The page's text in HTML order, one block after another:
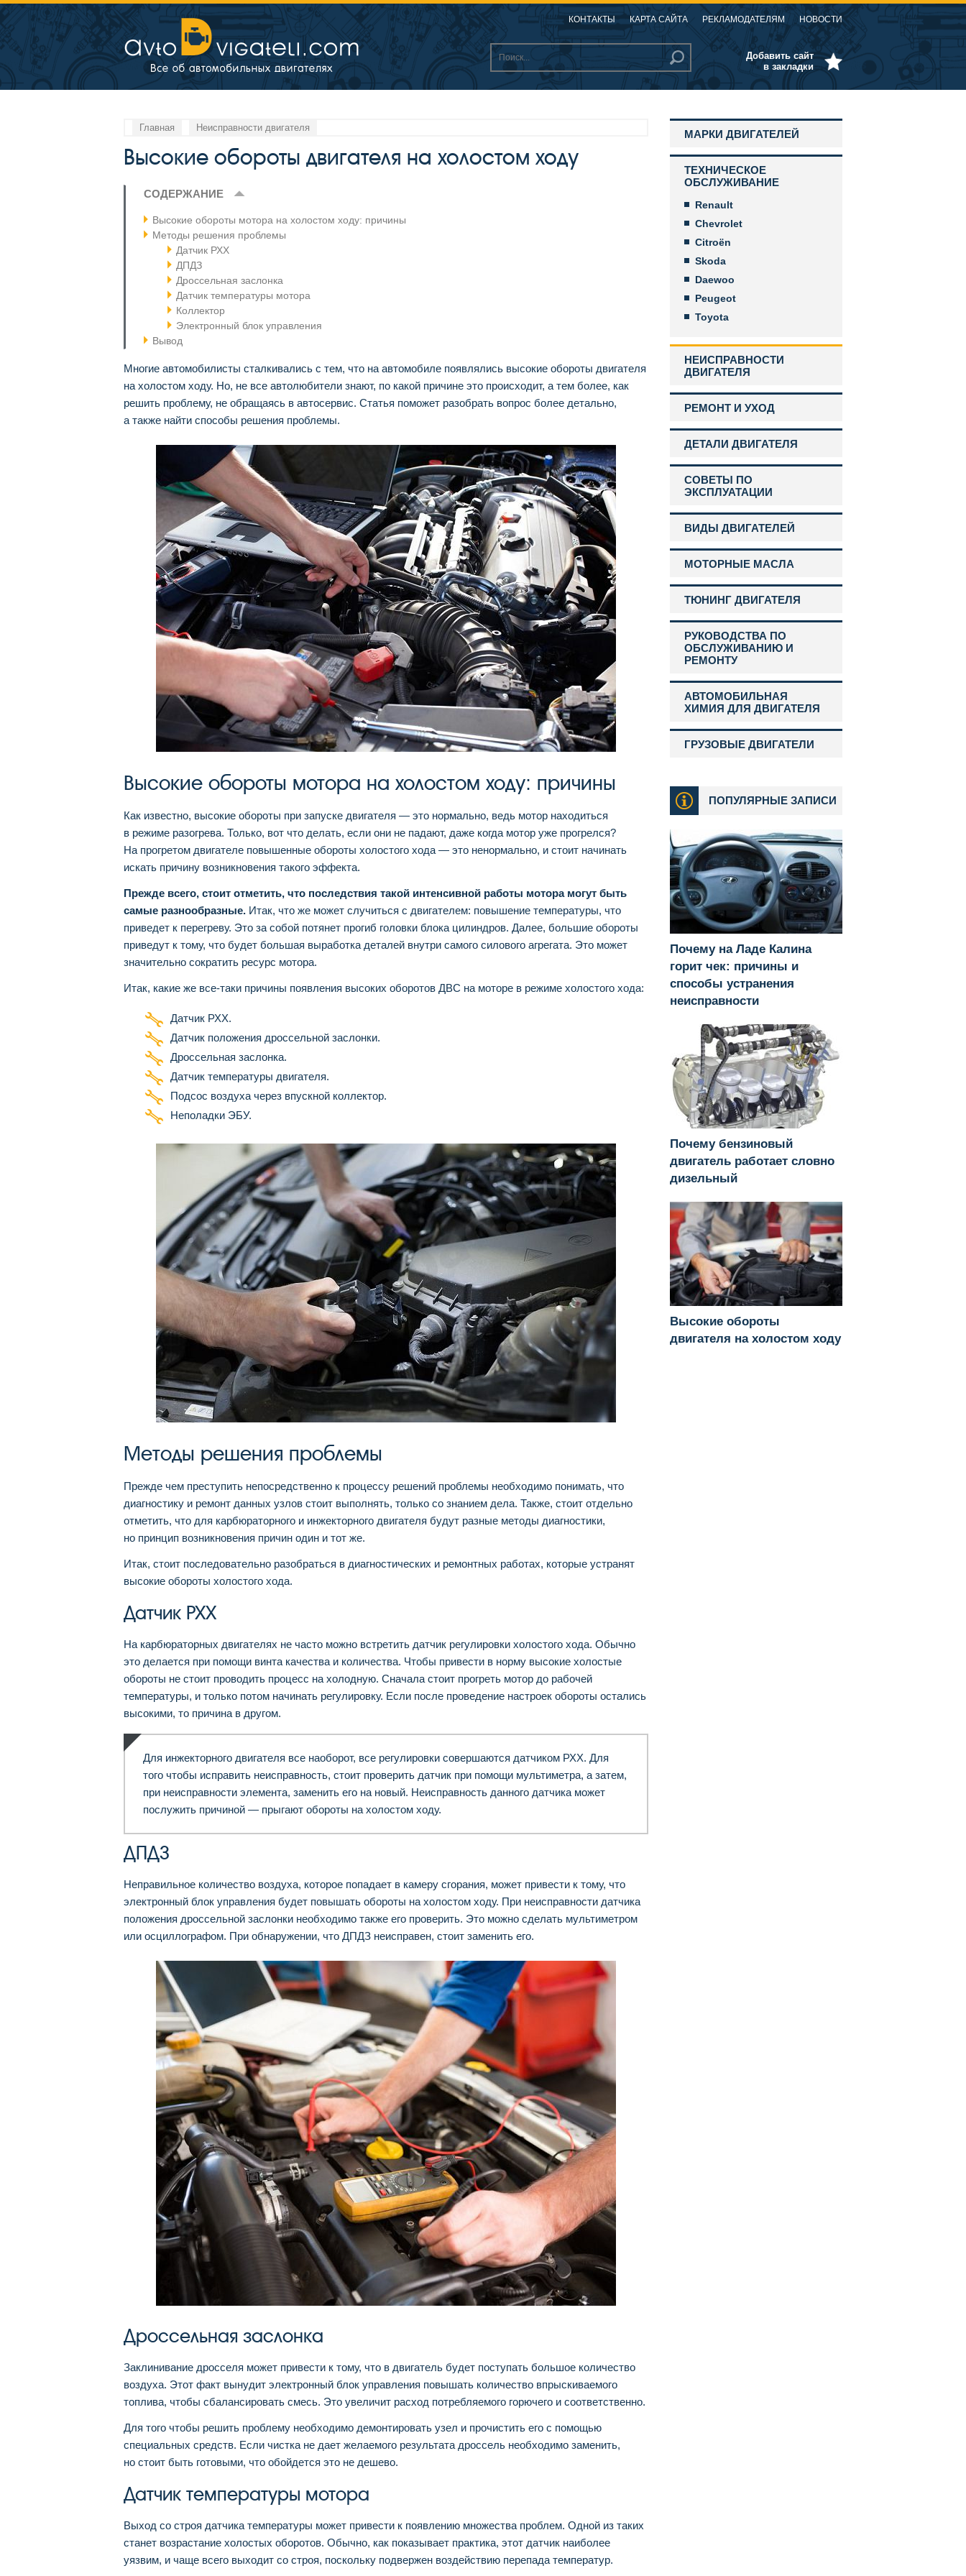
Добавить сайт
в закладки
КОНТАКТЫ КАРТА САЙТА РЕКЛАМОДАТЕЛЯМ НОВОСТИ
Главная Неисправности двигателя
Высокие обороты двигателя на холостом ходу
СОДЕРЖАНИЕ
Высокие обороты мотора на холостом ходу: причины
Методы решения проблемы
Датчик РХХ
ДПДЗ
Дроссельная заслонка
Датчик температуры мотора
Коллектор
Электронный блок управления
Вывод
Многие автомобилисты сталкивались с тем, что на автомобиле появлялись высокие обороты двигателя
на холостом ходу. Но, не все автолюбители знают, по какой причине это происходит, а тем более, как
решить проблему, не обращаясь в автосервис. Статья поможет разобрать вопрос более детально,
а также найти способы решения проблемы.
Высокие обороты мотора на холостом ходу: причины
Как известно, высокие обороты при запуске двигателя — это нормально, ведь мотор находиться
в режиме разогрева. Только, вот что делать, если они не падают, даже когда мотор уже прогрелся?
На прогретом двигателе повышенные обороты холостого хода — это ненормально, и стоит начинать
искать причину возникновения такого эффекта.
Прежде всего, стоит отметить, что последствия такой интенсивной работы мотора могут быть
самые разнообразные. Итак, что же может случиться с двигателем: повышение температуры, что
приведет к перегреву. Это за собой потянет прогиб головки блока цилиндров. Далее, большие обороты
приведут к тому, что будет большая выработка деталей внутри самого силового агрегата. Это может
значительно сократить ресурс мотора.
Итак, какие же все-таки причины появления высоких оборотов ДВС на моторе в режиме холостого хода:
Датчик РХХ.
Датчик положения дроссельной заслонки.
Дроссельная заслонка.
Датчик температуры двигателя.
Подсос воздуха через впускной коллектор.
Неполадки ЭБУ.
Методы решения проблемы
Прежде чем преступить непосредственно к процессу решений проблемы необходимо понимать, что
диагностику и ремонт данных узлов стоит выполнять, только со знанием дела. Также, стоит отдельно
отметить, что для карбюраторного и инжекторного двигателя будут разные методы диагностики,
но принцип возникновения причин один и тот же.
Итак, стоит последовательно разобраться в диагностических и ремонтных работах, которые устранят
высокие обороты холостого хода.
Датчик РХХ
На карбюраторных двигателях не часто можно встретить датчик регулировки холостого хода. Обычно
это делается при помощи винта качества и количества. Чтобы привести в норму высокие холостые
обороты не стоит проводить процесс на холодную. Сначала стоит прогреть мотор до рабочей
температуры, и только потом начинать регулировку. Если после проведение настроек обороты остались
высокими, то причина в другом.
Для инжекторного двигателя все наоборот, все регулировки совершаются датчиком РХХ. Для
того чтобы исправить неисправность, стоит проверить датчик при помощи мультиметра, а затем,
при неисправности элемента, заменить его на новый. Неисправность данного датчика может
послужить причиной — прыгают обороты на холостом ходу.
ДПДЗ
Неправильное количество воздуха, которое попадает в камеру сгорания, может привести к тому, что
электронный блок управления будет повышать обороты на холостом ходу. При неисправности датчика
положения дроссельной заслонки необходимо также его проверить. Это можно сделать мультиметром
или осциллографом. При обнаружении, что ДПДЗ неисправен, стоит заменить его.
Дроссельная заслонка
Заклинивание дросселя может привести к тому, что в двигатель будет поступать большое количество
воздуха. Этот факт вынудит электронный блок управления повышать количество впрыскиваемого
топлива, чтобы сбалансировать смесь. Это увеличит расход потребляемого горючего и соответственно.
Для того чтобы решить проблему необходимо демонтировать узел и прочистить его с помощью
специальных средств. Если чистка не дает желаемого результата дроссель необходимо заменить,
но стоит быть готовыми, что обойдется это не дешево.
Датчик температуры мотора
Выход со строя датчика температуры может привести к появлению множества проблем. Одной из таких
станет возрастание холостых оборотов. Обычно, как показывает практика, этот датчик наиболее
уязвим, и чаще всего выходит со строя, поскольку подвержен воздействию перепада температур.
МАРКИ ДВИГАТЕЛЕЙ
ТЕХНИЧЕСКОЕ
ОБСЛУЖИВАНИЕ
Renault
Chevrolet
Citroën
Skoda
Daewoo
Peugeot
Toyota
НЕИСПРАВНОСТИ
ДВИГАТЕЛЯ
РЕМОНТ И УХОД
ДЕТАЛИ ДВИГАТЕЛЯ
СОВЕТЫ ПО
ЭКСПЛУАТАЦИИ
ВИДЫ ДВИГАТЕЛЕЙ
МОТОРНЫЕ МАСЛА
ТЮНИНГ ДВИГАТЕЛЯ
РУКОВОДСТВА ПО
ОБСЛУЖИВАНИЮ И
РЕМОНТУ
АВТОМОБИЛЬНАЯ
ХИМИЯ ДЛЯ ДВИГАТЕЛЯ
ГРУЗОВЫЕ ДВИГАТЕЛИ
ПОПУЛЯРНЫЕ ЗАПИСИ
Почему на Ладе Калина
горит чек: причины и
способы устранения
неисправности
Почему бензиновый
двигатель работает словно
дизельный
Высокие обороты
двигателя на холостом ходу